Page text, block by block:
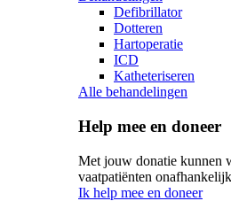
Defibrillator
Dotteren
Hartoperatie
ICD
Katheteriseren
Alle behandelingen
Help mee en doneer
Met jouw donatie kunnen
vaatpatiënten
Ik help mee en doneer